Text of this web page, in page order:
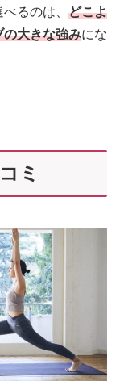
るのは、 どこよ
の大きな強みにな
ミ